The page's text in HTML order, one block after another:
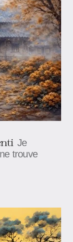
Je
trouve